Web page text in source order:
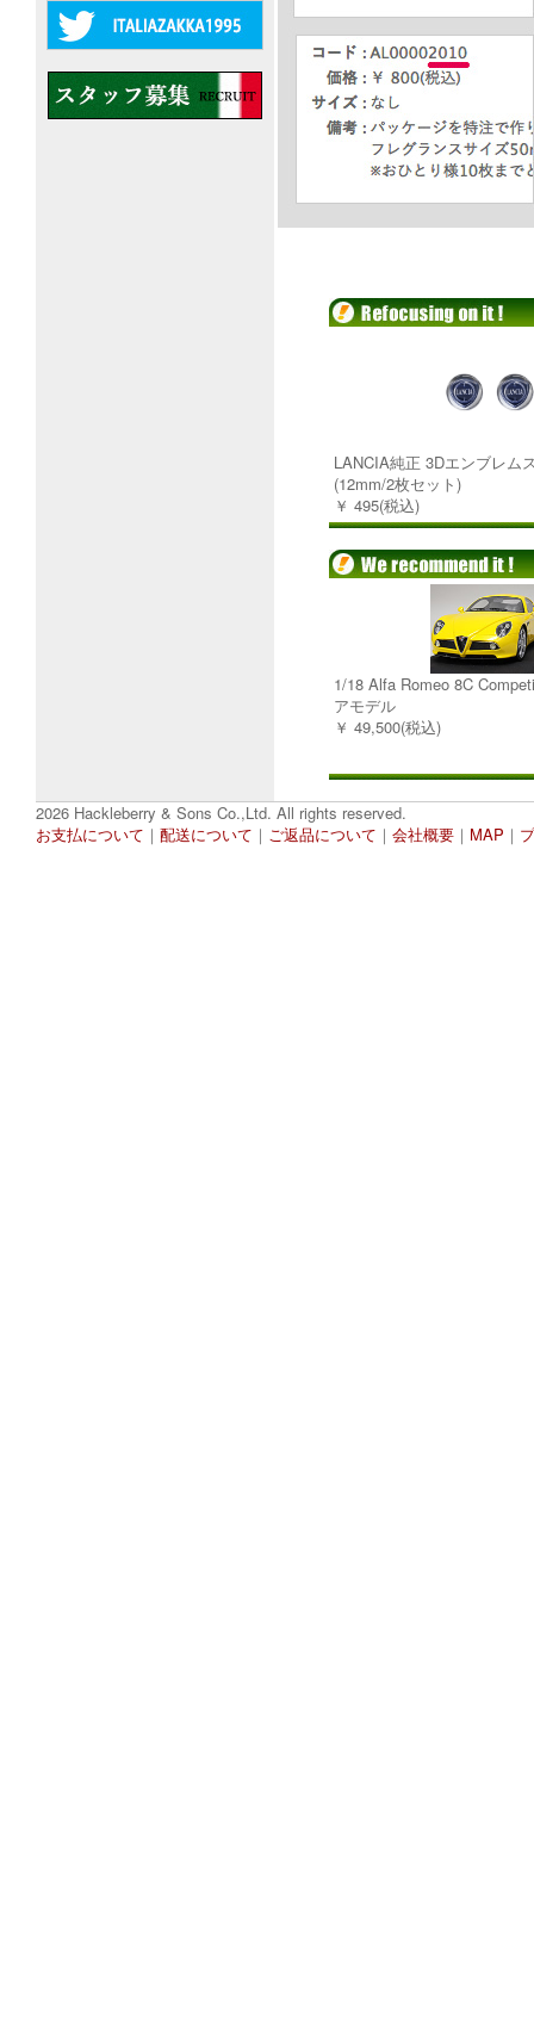
LANCIA純正 3Dエンブレム
(12mm/2枚セット)
￥ 495(税込)
1/18 Alfa Romeo 8C
アモデル
￥ 49,500(税込)
2026 Hackleberry & Sons Co.,Ltd. All rights reserved.
お支払について ｜ 配送について ｜ ご返品について ｜ 会社概要 ｜ MAP ｜